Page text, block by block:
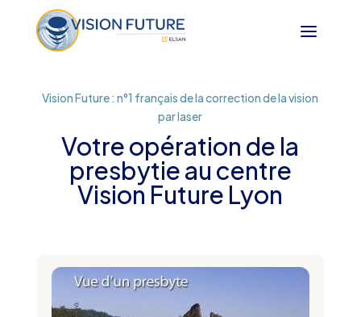
Vision Future : n°1 français de la correction de la vision
par laser
Votre opération de la
presbytie au centre
Vision Future Lyon